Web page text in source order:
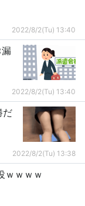
2022/8/2(Tu) 13:40
漏
2022/8/2(Tu) 13:40
だ
2022/8/2(Tu) 13:38
ｗｗｗｗ